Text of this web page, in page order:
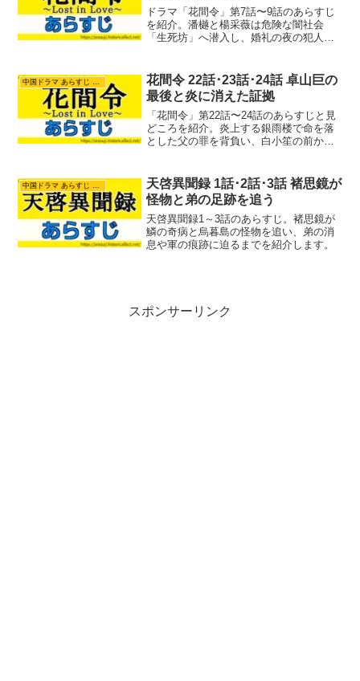
ドラマ「花間令」第7話〜9話のあらすじ
を紹介。潘樾と楊采薇は危険な闇社会
「生死坊」へ潜入し、婚礼の夜の犯人を
だった卓瀾江の驚きの正体も発覚。すれ
違う2人の恋心と、新たな求婚で加速する
三角関係の見どころをお届けします。
花間令 22話･23話･24話 卓山巨の
最後と炎に消えた証拠
「花間令」第22話〜24話のあらすじと見
どころを紹介。炎上する銀雨楼で命を落
とした父の罪を背負い、白小笙の前から
人」の謎に挑みます。夫婦に扮した洛雲
門への潜入捜査と、百花宮の歌姫に隠さ
れた都の高官の陰謀に迫ります。
中国ドラマ あらすじ ネタバレ
天啓異聞録 1話･2話･3話 褚思鏡が
怪物と弟の足跡を追う
天啓異聞録1～3話のあらすじ。褚思鏡が
鱗の奇病と烏暮島の怪物を追い、弟の消
息や軍の痕跡に迫るまでを紹介します。
スポンサーリンク